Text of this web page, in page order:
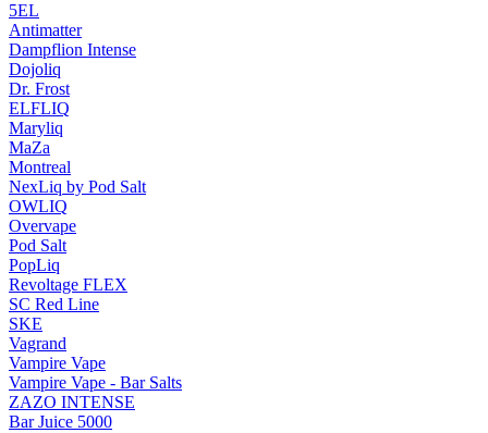
5EL
Antimatter
Dampflion Intense
Dojoliq
Dr. Frost
ELFLIQ
Maryliq
MaZa
Montreal
NexLiq by Pod Salt
OWLIQ
Overvape
Pod Salt
PopLiq
Revoltage FLEX
SC Red Line
SKE
Vagrand
Vampire Vape
Vampire Vape - Bar Salts
ZAZO INTENSE
Bar Juice 5000